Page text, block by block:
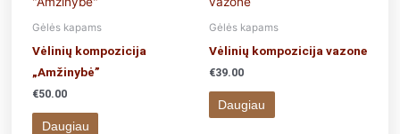
Gėlės kapams
Vėlinių kompozicija
„Amžinybė”
€50.00
Daugiau
Gėlės kapams
Vėlinių kompozicija vazone
€39.00
Daugiau